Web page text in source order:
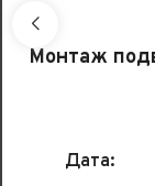
Монтаж
Дата: